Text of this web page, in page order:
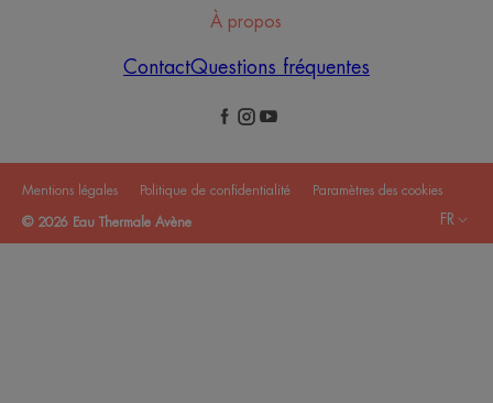
À propos
ContactQuestions fréquentes
Mentions légales Politique de confidentialité Paramètres des cookies
© 2026 Eau Thermale Avène FR